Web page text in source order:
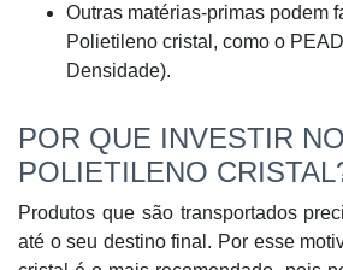
Outras matérias-primas podem
Polietileno cristal, como o
Densidade).
POR QUE INVESTIR
POLIETILENO
Produtos que são transportados
até o seu destino final. Por esse